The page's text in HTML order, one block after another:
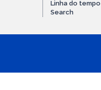
Linha do tempo
Search